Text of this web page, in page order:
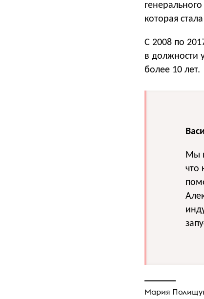
которая
С 2008 по
в должности
более 10 лет.
Мы
что
Мария